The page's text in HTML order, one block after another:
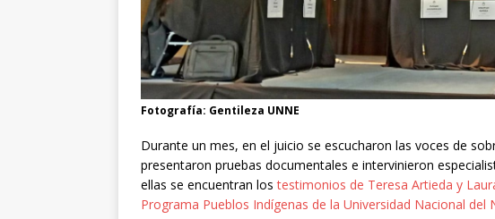
Fotografía: Gentileza UNNE
Durante un mes, en el juicio se escucharon las voces de
presentaron pruebas documentales e intervinieron
ellas se encuentran lostestimonios de Teresa Artieda y
Programa Pueblos Indígenas de la Universidad Nacional del